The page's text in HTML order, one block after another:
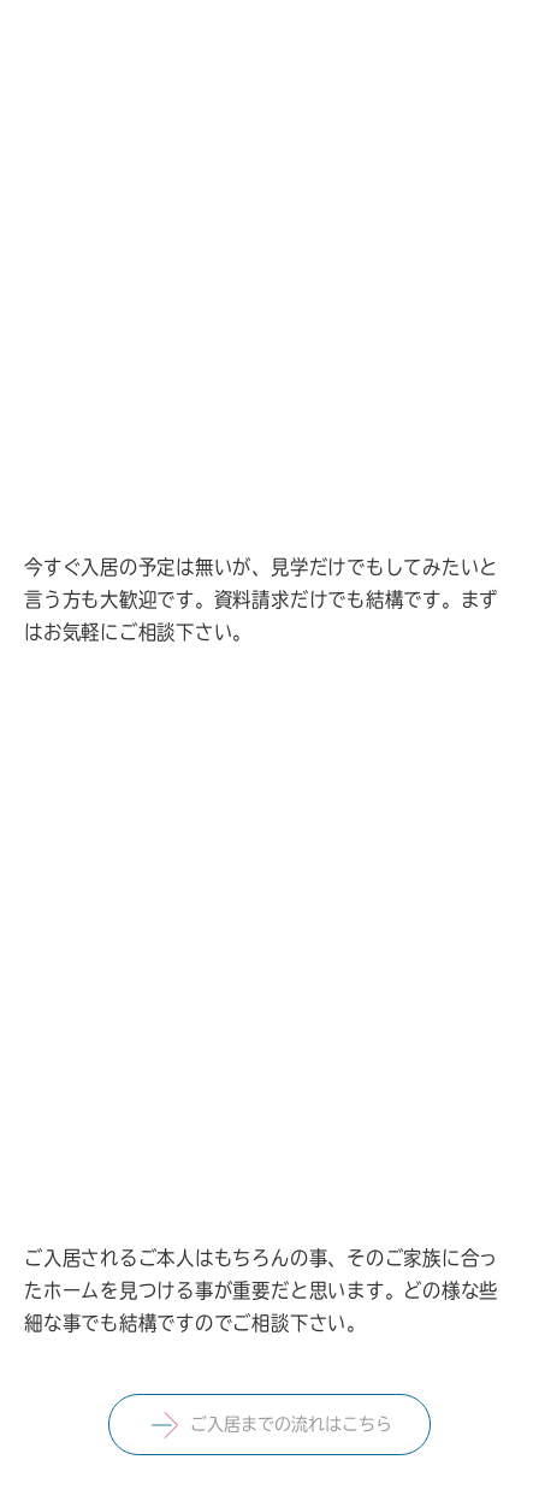
今すぐ入居の予定は無いが、見学だけでもしてみたいと
言う方も大歓迎です。資料請求だけでも結構です。まず
はお気軽にご相談下さい。
ご入居されるご本人はもちろんの事、そのご家族に合っ
たホームを見つける事が重要だと思います。どの様な些
細な事でも結構ですのでご相談下さい。
ご入居までの流れはこちら